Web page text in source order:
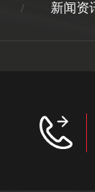
/ 新闻资